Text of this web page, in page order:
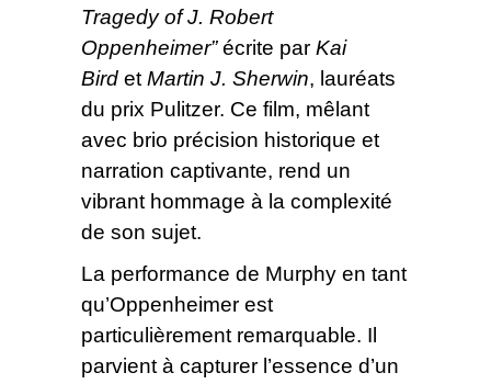
Tragedy of J. Robert
Oppenheimer”écrite par Kai
Bird etMartin J. Sherwin, lauréats
du prix Pulitzer. Ce film, mêlant
avec brio précision historique et
narration captivante, rend un
vibrant hommage à la complexité
de son sujet.
La performance de Murphy en tant
qu’Oppenheimer est
particulièrement remarquable. Il
parvient à capturer l’essence d’un